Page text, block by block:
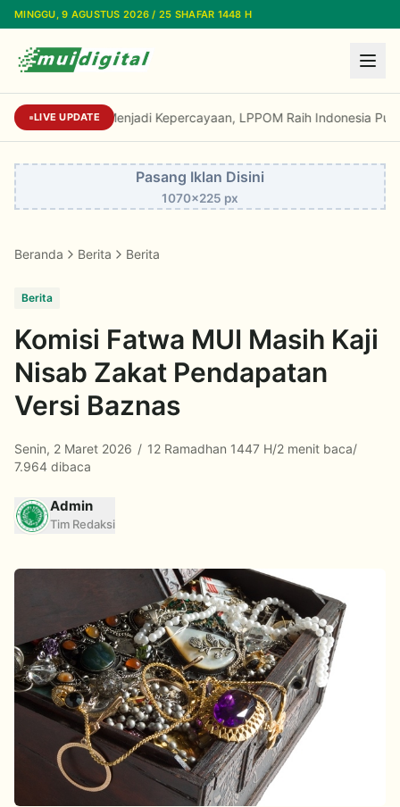
Lewati ke konten utama
MINGGU, 9 AGUSTUS 2026 / 25 SHAFAR 1448 H
LIVE UPDATE
Dari Reputasi Menjadi Kepercayaan, LPPOM Raih Indonesia
Pasang Iklan Disini
1070x225 px
Beranda Berita Berita
Berita
Komisi Fatwa MUI Masih Kaji
Nisab Zakat Pendapatan
Versi Baznas
Senin, 2 Maret 2026 / 12 Ramadhan 1447 H/2 menit baca/
7.964 dibaca
Admin
Tim Redaksi